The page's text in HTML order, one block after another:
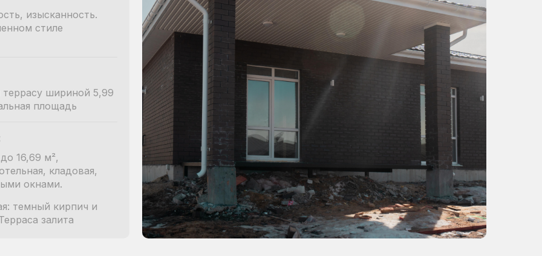
изысканность.
стиле
шириной 5,99
площадь
16,69 м²,
кладовая,
окнами.
темный кирпич и
залита